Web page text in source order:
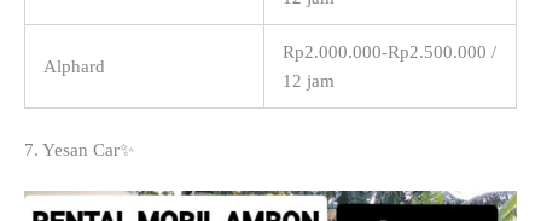
Alphard
Rp2.000.000-Rp2.500.000 /
12 jam
7. Yesan Car✨